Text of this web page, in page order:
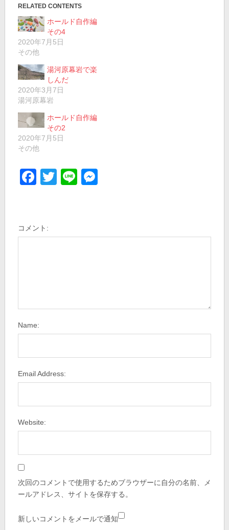
RELATED CONTENTS
ホールド自作編
その4
2020年7月5日
その他
湯河原幕岩で楽
しんだ
2020年3月7日
湯河原幕岩
ホールド自作編
その2
2020年7月5日
その他
Facebook
Twitter
Line
コメント:
Name:
Email Address:
Website:
次回のコメントで使用するためブラウザーに自分の名前、メ
ールアドレス、サイトを保存する。
新しいコメントをメールで通知